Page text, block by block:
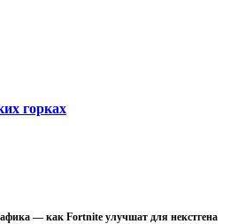
горках
— как Fortnite улучшат для некстгена